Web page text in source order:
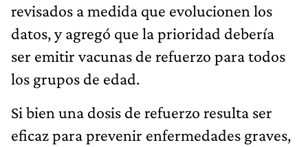
revisados a medida que evolucionen los
datos, y agregó que la prioridad debería
ser emitir vacunas de refuerzo para todos
los grupos de edad.
Si bien una dosis de refuerzo resulta ser
eficaz para prevenir enfermedades graves,